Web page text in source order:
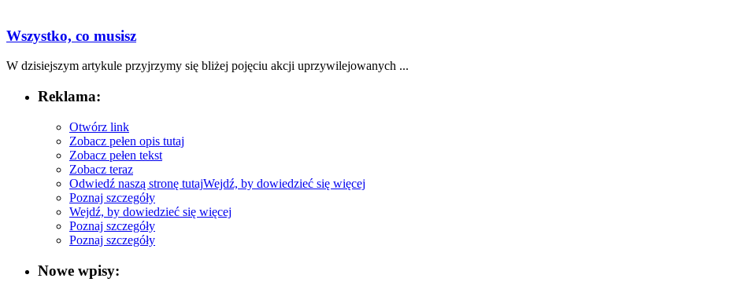
Wszystko, co musisz
W dzisiejszym ‍artykule przyjrzymy się ⁣bliżej pojęciu ‌akcji uprzywilejowanych ...
Reklama:
Otwórz link
Zobacz pełen opis tutaj
Zobacz pełen tekst
Zobacz teraz
Odwiedź naszą stronę tutajWejdź, by dowiedzieć się więcej
Poznaj szczegóły
Wejdź, by dowiedzieć się więcej
Poznaj szczegóły
Poznaj szczegóły
Nowe wpisy: